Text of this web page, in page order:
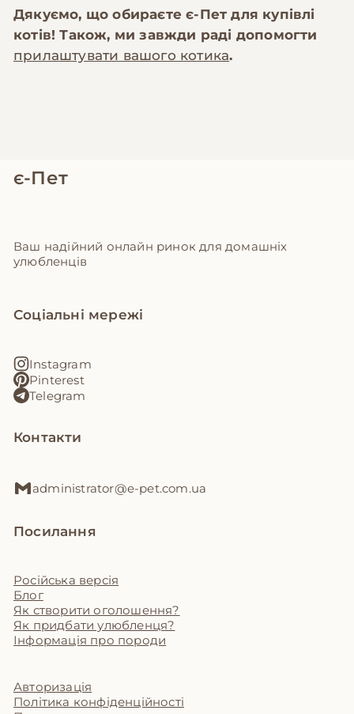
Дякуємо, що обираєтеє-Пет для купівлі
котів! Також, ми завжди раді допомогти
прилаштувати вашого котика.
є-Пет
Ваш надійний онлайн ринок для домашніх
улюбленців
Соціальні мережі
Instagram
Pinterest
Telegram
Контакти
administrator@e-pet.com.ua
Посилання
Російська версія
Блог
Як створити оголошення?
Як придбати улюбленця?
Інформація про породи
Авторизація
Політика конфіденційності